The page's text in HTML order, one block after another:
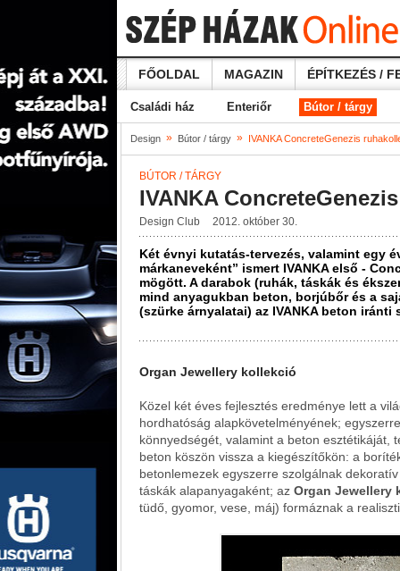
FŐOLDAL MAGAZIN ÉPÍTKEZÉS /
Családi ház Enteriőr Bútor / tárgy
Design » Bútor / tárgy » IVANKA ConcreteGenezis
BÚTOR / TÁRGY
IVANKA
Design Club 2012. október 30.
Két évnyi kutatás‐tervezés, valamint egy
márkaneveként” ismert IVANKA első ‐
mögött. A darabok (ruhák, táskák és
mind anyagukban beton, borjúbőr és a
(szürke árnyalatai) az IVANKA beton
Organ Jewellery kollekció
Közel két éves fejlesztés eredménye lett a
hordhatóság alapkövetelményének;
könnyedségét, valamint a beton esztétikáját,
beton köszön vissza a kiegészítőkön: a
betonlemezek egyszerre szolgálnak
táskák alapanyagaként; az Organ Jewellery
tüdő, gyomor, vese, máj) formáznak a